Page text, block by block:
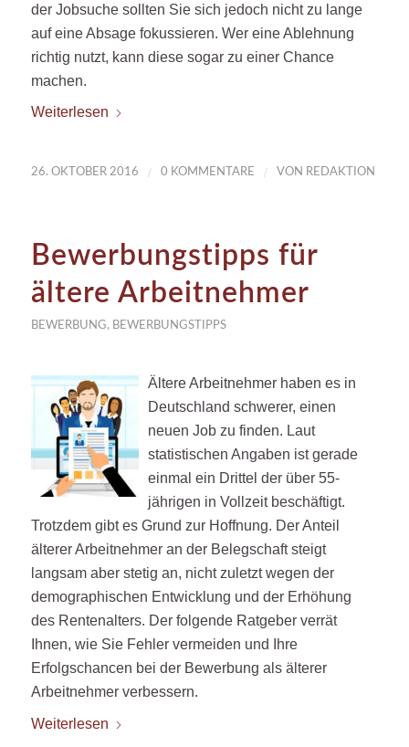
der Jobsuche sollten Sie sich jedoch nicht zu lange
auf eine Absage fokussieren. Wer eine Ablehnung
richtig nutzt, kann diese sogar zu einer Chance
machen.
Weiterlesen
26. OKTOBER 2016 / 0 KOMMENTARE / VON REDAKTION
Bewerbungstipps für
ältere Arbeitnehmer
BEWERBUNG, BEWERBUNGSTIPPS
Ältere Arbeitnehmer haben es in
Deutschland schwerer, einen
neuen Job zu finden. Laut
statistischen Angaben ist gerade
einmal ein Drittel der über 55-
jährigen in Vollzeit beschäftigt.
Trotzdem gibt es Grund zur Hoffnung. Der Anteil
älterer Arbeitnehmer an der Belegschaft steigt
langsam aber stetig an, nicht zuletzt wegen der
demographischen Entwicklung und der Erhöhung
des Rentenalters. Der folgende Ratgeber verrät
Ihnen, wie Sie Fehler vermeiden und Ihre
Erfolgschancen bei der Bewerbung als älterer
Arbeitnehmer verbessern.
Weiterlesen